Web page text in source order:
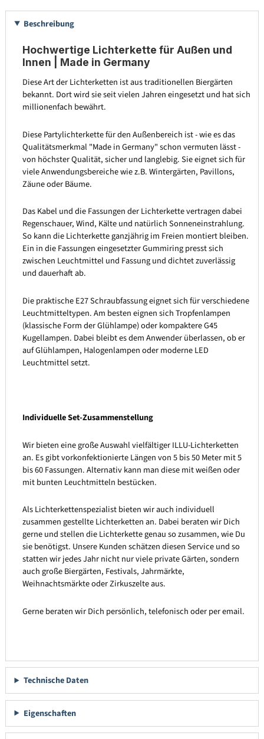
Beschreibung
Hochwertige Lichterkette für Außen und
Innen | Made in Germany
Diese Art der Lichterketten ist aus traditionellen Biergärten
bekannt. Dort wird sie seit vielen Jahren eingesetzt und hat sich
millionenfach bewährt.
Diese Partylichterkette für den Außenbereich ist - wie es das
Qualitätsmerkmal "Made in Germany" schon vermuten lässt -
von höchster Qualität, sicher und langlebig. Sie eignet sich für
viele Anwendungsbereiche wie z.B. Wintergärten, Pavillons,
Zäune oder Bäume.
Das Kabel und die Fassungen der Lichterkette vertragen dabei
Regenschauer, Wind, Kälte und natürlich Sonneneinstrahlung.
So kann die Lichterkette ganzjährig im Freien montiert bleiben.
Ein in die Fassungen eingesetzter Gummiring presst sich
zwischen Leuchtmittel und Fassung und dichtet zuverlässig
und dauerhaft ab.
Die praktische E27 Schraubfassung eignet sich für verschiedene
Leuchtmitteltypen. Am besten eignen sich Tropfenlampen
(klassische Form der Glühlampe) oder kompaktere G45
Kugellampen. Dabei bleibt es dem Anwender überlassen, ob er
auf Glühlampen, Halogenlampen oder moderne LED
Leuchtmittel setzt.
Individuelle Set-Zusammenstellung
Wir bieten eine große Auswahl vielfältiger ILLU-Lichterketten
an. Es gibt vorkonfektionierte Längen von 5 bis 50 Meter mit 5
bis 60 Fassungen. Alternativ kann man diese mit weißen oder
mit bunten Leuchtmitteln bestücken.
Als Lichterkettenspezialist bieten wir auch individuell
zusammen gestellte Lichterketten an. Dabei beraten wir Dich
gerne und stellen die Lichterkette genau so zusammen, wie Du
sie benötigst. Unsere Kunden schätzen diesen Service und so
statten wir jedes Jahr nicht nur viele private Gärten, sondern
auch große Biergärten, Festivals, Jahrmärkte,
Weihnachtsmärkte oder Zirkuszelte aus.
Gerne beraten wir Dich persönlich, telefonisch oder per email.
Technische Daten
Eigenschaften